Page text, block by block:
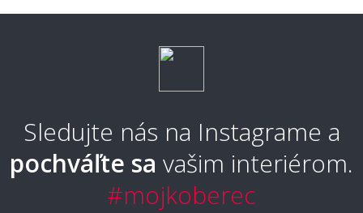
Sledujte nás na Instagrame a
pochváľte sa vašim interiérom.
#mojkoberec